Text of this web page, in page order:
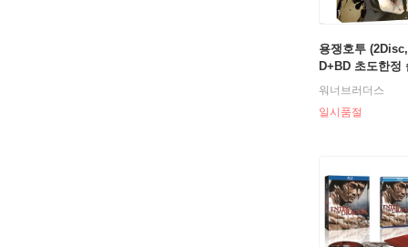
용쟁호투
D+BD 초도한정
이스) : 블루레이
워너브러더스
일시품절